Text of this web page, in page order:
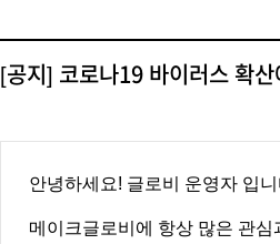
[공지] 코로나19 바이러스 확
안녕하세요! 글로비 운영자 입니
메이크글로비에 항상 많은 관